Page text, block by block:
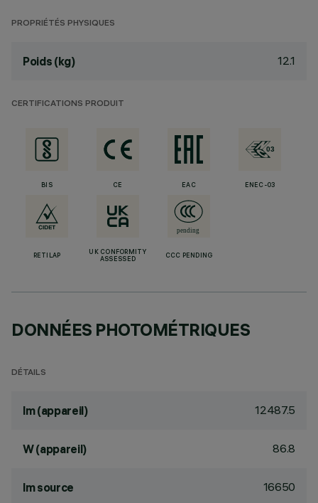
PROPRIÉTÉS PHYSIQUES
Poids (kg) 12.1
CERTIFICATIONS PRODUIT
BIS CE EAC ENEC-03
RETILAP
UK CONFORMITY
ASSESSED
CCC PENDING
DONNÉES PHOTOMÉTRIQUES
DÉTAILS
lm (appareil) 12487.5
W (appareil) 86.8
lm source 16650